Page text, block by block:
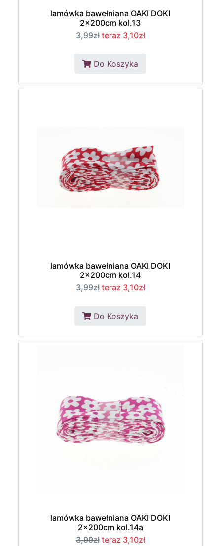
lamówka bawełniana OAKI DOKI
2x200cm kol.13
3,99zł teraz 3,10zł
Do Koszyka
lamówka bawełniana OAKI DOKI
2x200cm kol.14
3,99zł teraz 3,10zł
Do Koszyka
lamówka bawełniana OAKI DOKI
2x200cm kol.14a
3,99zł teraz 3,10zł